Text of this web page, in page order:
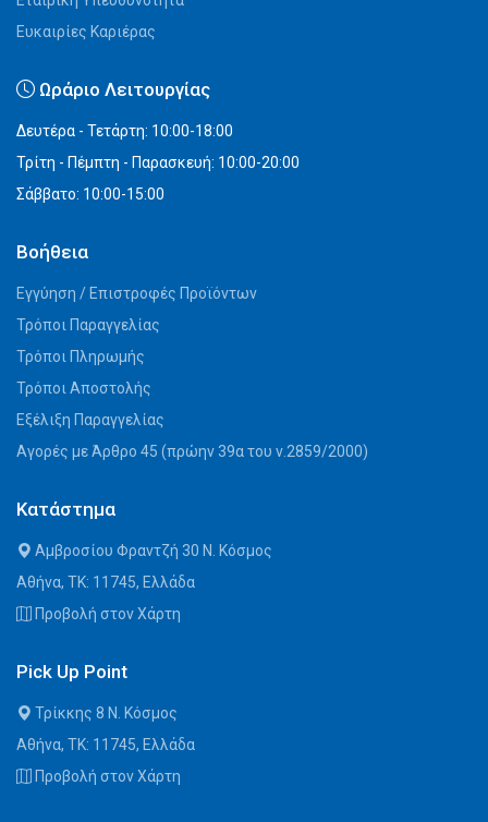
Ευκαιρίες Καριέρας
Ωράριο Λειτουργίας
Δευτέρα - Τετάρτη: 10:00-18:00
Τρίτη - Πέμπτη - Παρασκευή: 10:00-20:00
Σάββατο: 10:00-15:00
Βοήθεια
Εγγύηση / Επιστροφές Προϊόντων
Τρόποι Παραγγελίας
Τρόποι Πληρωμής
Τρόποι Αποστολής
Εξέλιξη Παραγγελίας
Αγορές με Άρθρο 45 (πρώην 39α του ν.2859/2000)
Κατάστημα
Αμβροσίου Φραντζή 30 Ν. Κόσμος
Αθήνα, ΤΚ: 11745, Ελλάδα
Προβολή στον Χάρτη
Pick Up Point
Τρίκκης 8 Ν. Κόσμος
Αθήνα, ΤΚ: 11745, Ελλάδα
Προβολή στον Χάρτη